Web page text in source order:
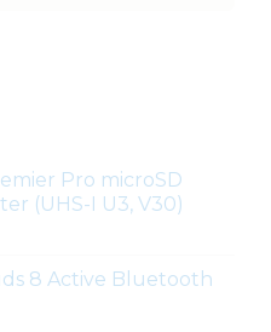
Pro microSD
(UHS-I U3, V30)
8 Active Bluetooth